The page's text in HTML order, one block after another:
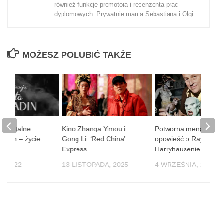
również funkcje promotora i recenzenta prac
dyplomowych. Prywatnie mama Sebastiana i Olgi.
MOŻESZ POLUBIĆ TAKŻE
Kino Zhanga Yimou i
Gong Li. ‘Red China’
Express
13 LISTOPADA, 2025
Potworna
opowieść o Rayu
Harryhausenie
4 WRZEŚNIA, 2024
– życie
2022